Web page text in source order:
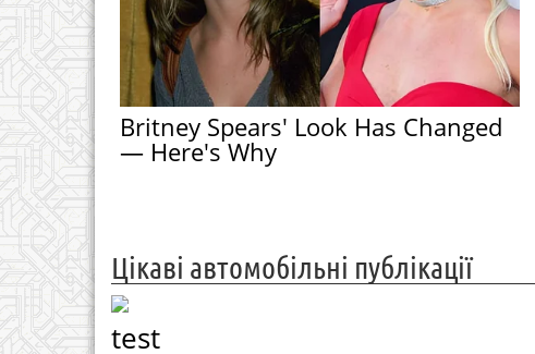
Britney Spears' Look Has Changed
— Here's Why
Цікаві автомобільні публікації
test